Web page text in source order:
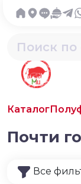
Каталог
Почти
Все